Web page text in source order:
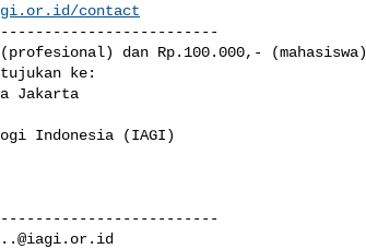
contact
dan Rp.100.000,- (mahasiswa)
ke:
Jakarta
Indonesia (IAGI)